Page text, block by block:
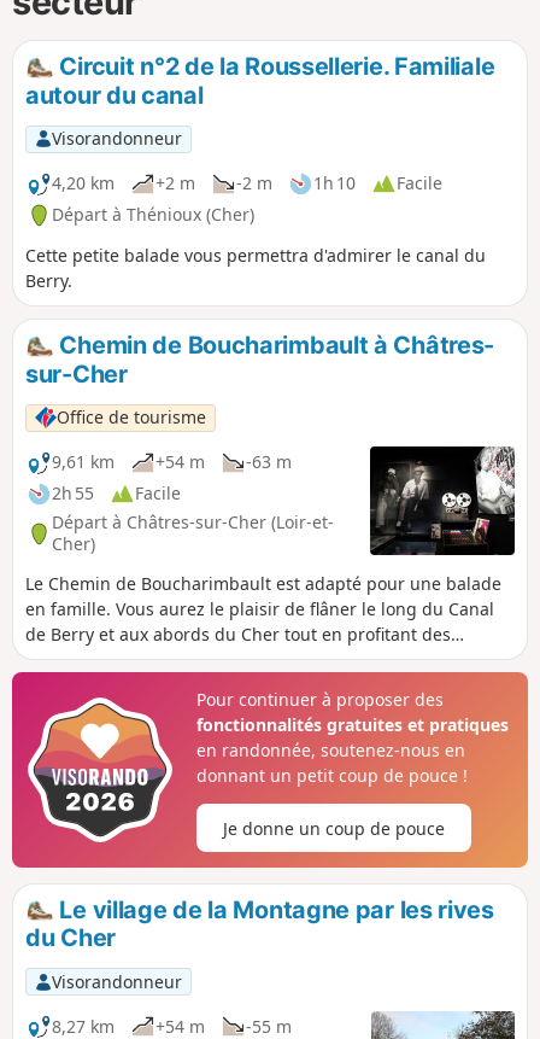
Circuit n°2 de la Roussellerie. Familiale
autour du canal
Visorandonneur
4,20 km
+2 m -2 m 1h 10
Facile
Départ à Thénioux (Cher)
Cette petite balade vous permettra d'admirer le canal du
Berry.
Chemin de Boucharimbault à Châtres-
sur-Cher
Office de tourisme
9,61 km
+54 m
-63 m
2h 55
Facile
Départ à Châtres-sur-Cher (Loir-et-
Cher)
Le Chemin de Boucharimbault est adapté pour une balade
en famille. Vous aurez le plaisir de flâner le long du Canal
de Berry et aux abords du Cher tout en profitant des
paysages situés sur les hauteurs de la commune. Vous
découvrir le Musée du Blues ou encore la base nautique
aux beaux jours.
Pour continuer à proposer des
fonctionnalités gratuites et pratiques
en randonnée, soutenez-nous en
donnant un petit coup de pouce !
Je donne un coup de pouce
Le village de la Montagne par les rives
du Cher
Visorandonneur
8,27 km
+54 m -55 m